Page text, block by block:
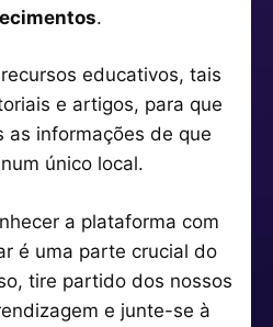
.
educativos, tais
e artigos, para que
as informações de que
único local.
a plataforma com
é uma parte crucial do
tire partido dos nossos
e junte-se à